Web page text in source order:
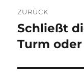
ZURÜCK
Vorheriger
Beitrag:
Schließt
Turm